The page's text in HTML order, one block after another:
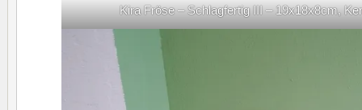
Kira Fröse – Schlagfertig III – 19x18x8cm,